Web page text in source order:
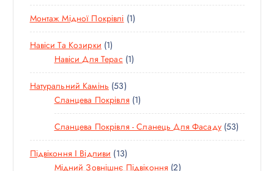
В
Р
И
А
Р
И
О
В
А
Т
О
В
А
Р
Монтаж Мідної Покрівлі 11
Т
В
А
Навіси Та Козирки 11
Т
О
В
А
Р
Навіси Для Терас 11
Т
В
А
Р
Натуральний Камінь 535
3
Т
О
В
А
Сланцева Покрівля 11
Т
О
В
Сланцева Покрівля - Сланець Для Фасаду 535
3
Підвіконня І Відливи 131
3
Мідний Зовнішнє Підвіконня 22